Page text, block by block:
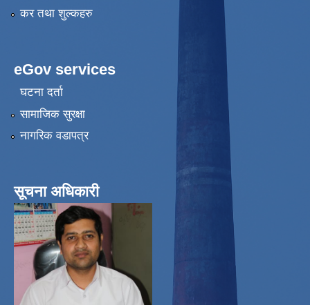
कर तथा शुल्कहरु
eGov services
घटना दर्ता
सामाजिक सुरक्षा
नागरिक वडापत्र
सूचना अधिकारी